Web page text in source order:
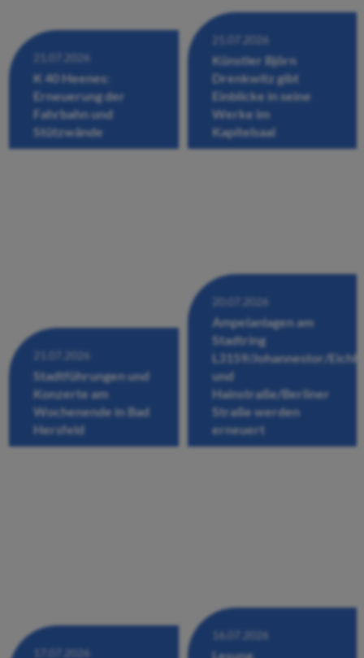
21.07.2026
K 40 Heenes:
Erneuerung der
Fahrbahn und
Stützwände
21.07.2026
Künstler Björn
Drenkwitz gibt
Einblicke in seine
Werke im
Kapitelsaal
21.07.2026
Stadtführungen und
Konzerte am
Wochenende in Bad
Hersfeld
20.07.2026
Ampelanlagen am
Stadtring
L3159/Johannestor/
und
Hainstraße/Berliner
Straße werden
erneuert
17.07.2026
16.07.2026